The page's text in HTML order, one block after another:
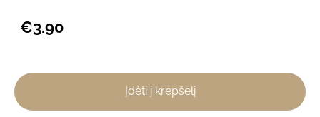
€3.90
Įdėti į krepšelį